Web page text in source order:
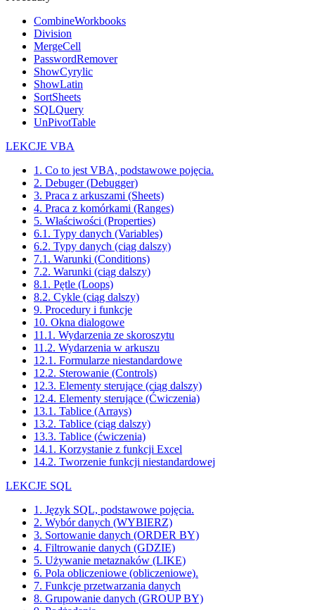
CombineWorkbooks
Division
MergeCell
PasswordRemover
ShowCyrylic
ShowLatin
SortSheets
SQLQuery
UnPivotTable
LEKCJE VBA
1. Co to jest VBA, podstawowe pojęcia.
2. Debuger (Debugger)
3. Praca z arkuszami (Sheets)
4. Praca z komórkami (Ranges)
5. Właściwości (Properties)
6.1. Typy danych (Variables)
6.2. Typy danych (ciąg dalszy)
7.1. Warunki (Conditions)
7.2. Warunki (ciąg dalszy)
8.1. Pętle (Loops)
8.2. Cykle (ciąg dalszy)
9. Procedury i funkcje
10. Okna dialogowe
11.1. Wydarzenia ze skoroszytu
11.2. Wydarzenia w arkuszu
12.1. Formularze niestandardowe
12.2. Sterowanie (Controls)
12.3. Elementy sterujące (ciąg dalszy)
12.4. Elementy sterujące (Ćwiczenia)
13.1. Tablice (Arrays)
13.2. Tablice (ciąg dalszy)
13.3. Tablice (ćwiczenia)
14.1. Korzystanie z funkcji Excel
14.2. Tworzenie funkcji niestandardowej
LEKCJE SQL
1. Język SQL, podstawowe pojęcia.
2. Wybór danych (WYBIERZ)
3. Sortowanie danych (ORDER BY)
4. Filtrowanie danych (GDZIE)
5. Używanie metaznaków (LIKE)
6. Pola obliczeniowe (obliczeniowe).
7. Funkcje przetwarzania danych
8. Grupowanie danych (GROUP BY)